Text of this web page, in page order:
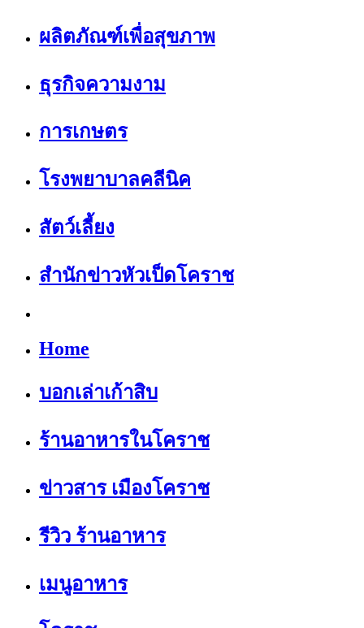
ผลิตภัณฑ์เพื่อสุขภาพ
ธุรกิจความงาม
การเกษตร
โรงพยาบาลคลีนิค
สัตว์เลี้ยง
สำนักข่าวหัวเป็ดโคราช
Home
บอกเล่าเก้าสิบ
ร้านอาหารในโคราช
ข่าวสาร เมืองโคราช
รีวิว ร้านอาหาร
เมนูอาหาร